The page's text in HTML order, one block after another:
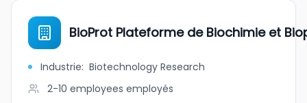
BioProt Plateforme de Biochimie et
Industrie: Biotechnology Research
2-10 employees employés